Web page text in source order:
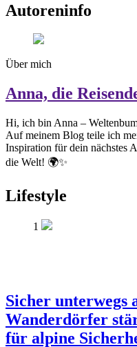
Autoreninfo
Über mich
Anna, die
Hi, ich bin Anna –
Auf meinem Blog teile ich
Inspiration für dein nächstes
die Welt! 🌍✨
Lifestyle
1
Sicher unterwegs
Wanderdörfer
für alpine